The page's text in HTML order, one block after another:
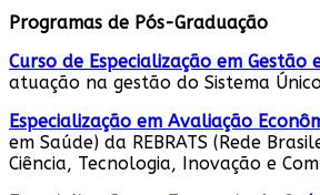
Programas de Pós-Graduação
Curso de Especialização em
atuação na gestão do Sistema
Especialização em Avaliação
em Saúde) da REBRATS (Rede
Ciência, Tecnologia, Inovação e